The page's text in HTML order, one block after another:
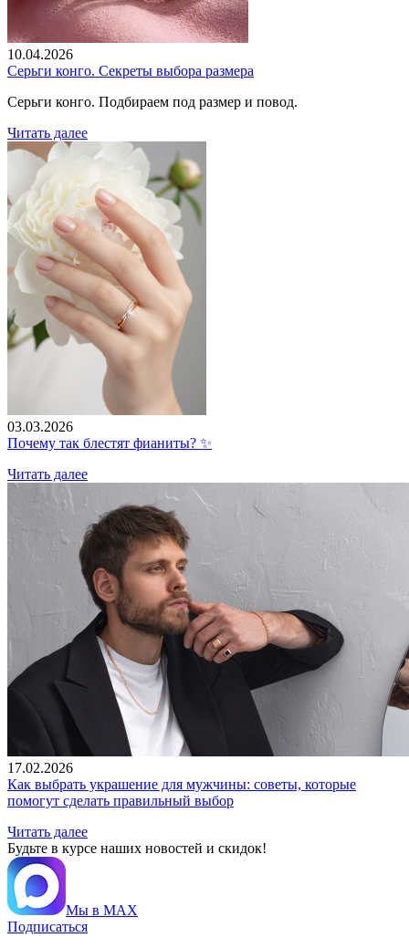
10.04.2026
Серьги конго. Секреты выбора размера
Серьги конго. Подбираем под размер и повод.
Читать далее
03.03.2026
Почему так блестят фианиты? ✨
Читать далее
17.02.2026
Как выбрать украшение для мужчины: советы, которые
помогут сделать правильный выбор
Читать далее
Будьте в курсе наших новостей и скидок!
Мы в MAX
Подписаться